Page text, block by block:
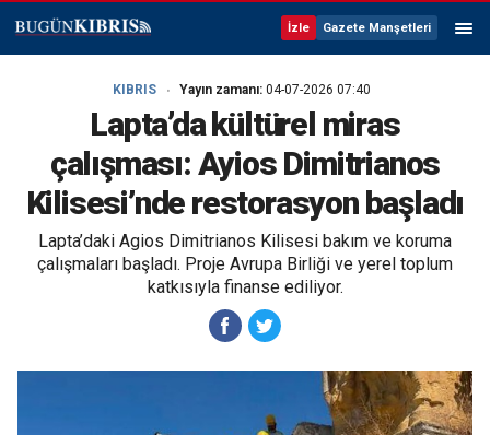
İzle Gazete Manşetleri
KIBRIS Yayın zamanı: 04-07-2026 07:40
Lapta’da kültürel miras
çalışması: Ayios Dimitrianos
Kilisesi’nde restorasyon başladı
Lapta’daki Agios Dimitrianos Kilisesi bakım ve koruma
çalışmaları başladı. Proje Avrupa Birliği ve yerel toplum
katkısıyla finanse ediliyor.